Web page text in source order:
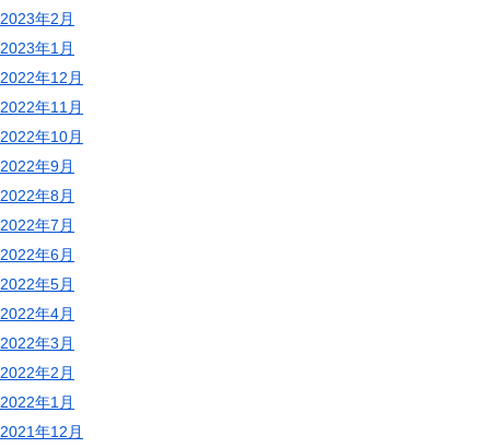
2023年2月
2023年1月
2022年12月
2022年11月
2022年10月
2022年9月
2022年8月
2022年7月
2022年6月
2022年5月
2022年4月
2022年3月
2022年2月
2022年1月
2021年12月